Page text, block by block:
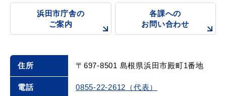
浜田市庁舎の
ご案内
各課への
お問い合わせ
浜田市庁舎の
ご案内
各課への
お問い合わせ
住所 〒697-8501 島根県浜田市殿町1番地
電話 0855-22-2612（代表）